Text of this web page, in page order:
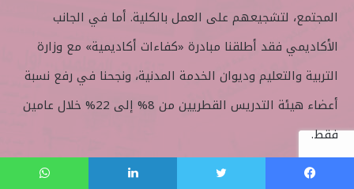
المجتمع، لتشجيعهم على العمل بالكلية. أما في الجانب
الأكاديمي فقد أطلقنا مبادرة «كفاءات أكاديمية» مع وزارة
التربية والتعليم وديوان الخدمة المدنية، ونجحنا في رفع نسبة
أعضاء هيئة التدريس القطريين من 8% إلى 22% خلال عامين
فقط.
وقد شهد العام 2024 الإعلان عن 14 وظيفة أكاديمية ضمن